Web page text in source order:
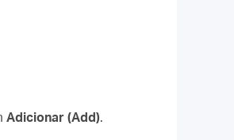
Adicionar (Add).